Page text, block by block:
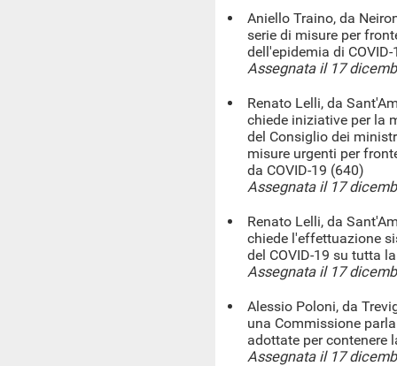
Aniello Traino, da
serie di misure per
dell'epidemia di
Assegnata il 17
Renato Lelli, da
chiede iniziative per la
del Consiglio dei
misure urgenti per
da COVID-19 (640)
Assegnata il 17
Renato Lelli, da
chiede l'effettuazione
del COVID-19 su tutta
Assegnata il 17
Alessio Poloni, da
una Commissione
adottate per contenere
Assegnata il 17